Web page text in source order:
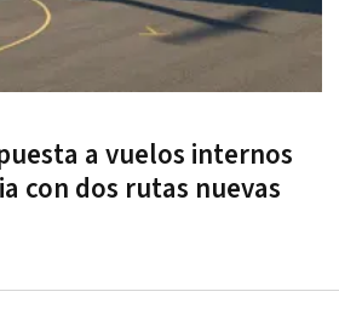
a vuelos internos
con dos rutas nuevas